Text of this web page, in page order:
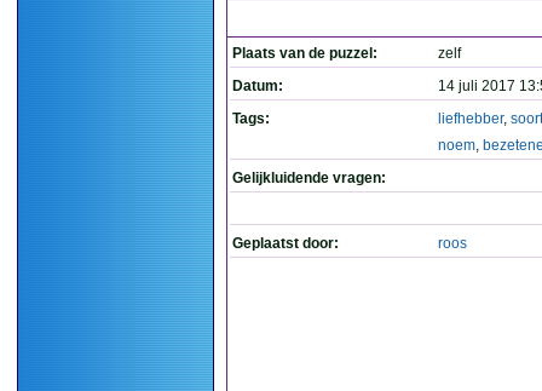
Plaats van de puzzel:
zelf
Datum:
14 juli 2017
Tags:
liefhebber, soort
noem,
Gelijkluidende vragen:
Geplaatst door: roos